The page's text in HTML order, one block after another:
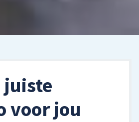
juiste
voor jou